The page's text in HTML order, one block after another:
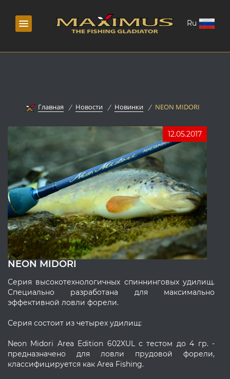
Ru
Главная Новости Новинки NEON MIDORI
12.05.2017
NEON MIDORI
Серия высокотехнологичных спиннинговых удилищ.
Специально разработана для максимально
эффективной ловли форели.
Серия состоит из четырех удилищ:
Neon Midori Area Edition 602XUL с тестом до 4 гр. -
предназначено для ловли прудовой форели,
классифицируется как Area Fishing.